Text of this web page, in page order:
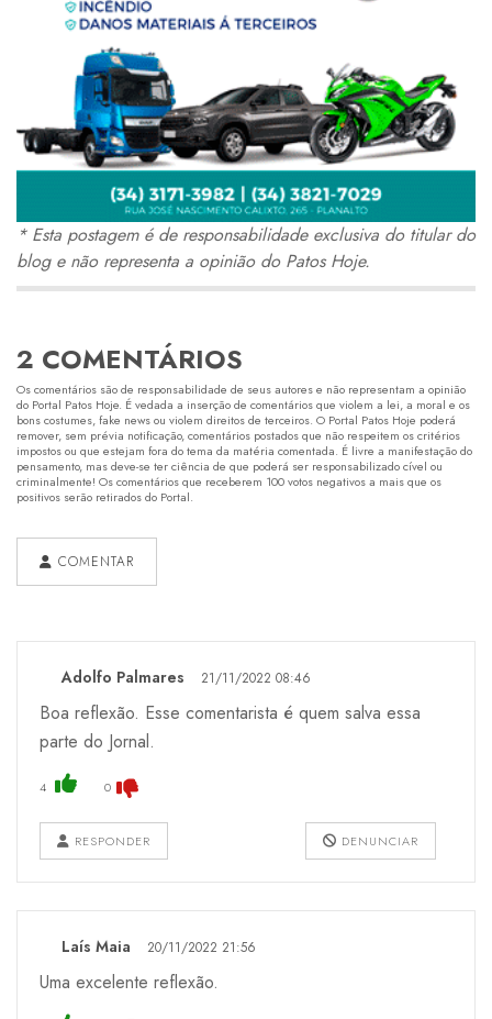
* Esta postagem é de responsabilidade exclusiva do titular do
blog e não representa a opinião do Patos Hoje.
2 COMENTÁRIOS
Os comentários são de responsabilidade de seus autores e não representam a opinião
do Portal Patos Hoje. É vedada a inserção de comentários que violem a lei, a moral e os
bons costumes, fake news ou violem direitos de terceiros. O Portal Patos Hoje poderá
remover, sem prévia notificação, comentários postados que não respeitem os critérios
impostos ou que estejam fora do tema da matéria comentada. É livre a manifestação do
pensamento, mas deve-se ter ciência de que poderá ser responsabilizado cível ou
criminalmente! Os comentários que receberem 100 votos negativos a mais que os
positivos serão retirados do Portal.
COMENTAR
Adolfo Palmares 21/11/2022 08:46
Boa reflexão. Esse comentarista é quem salva essa
parte do Jornal.
4 0
RESPONDER DENUNCIAR
Laís Maia 20/11/2022 21:56
Uma excelente reflexão.